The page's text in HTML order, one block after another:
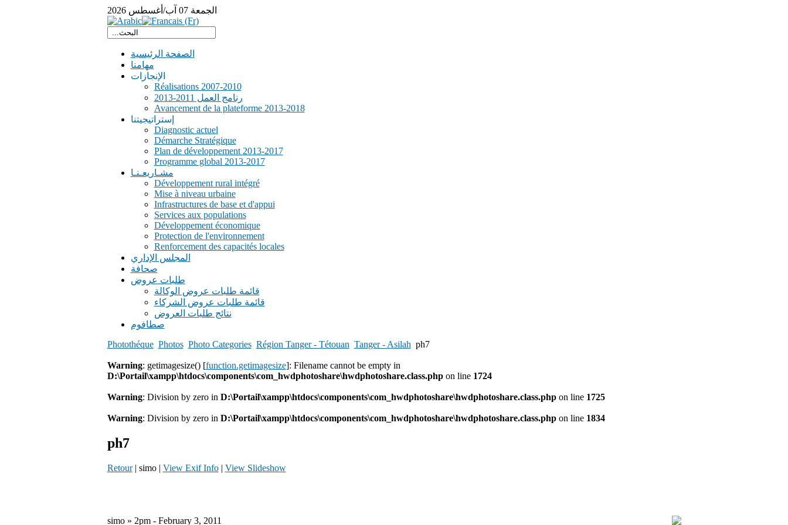
الجمعة 07 آب/أغسطس 2026
الصفحة الرئيسية
مهامنا
الإنجازات
Réalisations 2007-2010
رنامج العمل 2011-2013
Avancement de la plateforme 2013-2018
إستراتيجيتنا
Diagnostic actuel
Démarche Stratégique
Plan de développement 2013-2017
Programme global 2013-2017
مشـاريعـنـا
Développement rural intégré
Mise à niveau urbaine
Infrastructures de base et d'appui
Services aux populations
Développement économique
Protection de l'environnement
Renforcement des capacités locales
المجلس الإداري
صحافة
طلبات عروض
قائمة طلبات عروض الوكالة
قائمة طلبات عروض الشركاء
نتائج طلبات العروض
صطافوم
Photothéque Photos Photo Categories Région Tanger - Tétouan Tanger - Asilah ph7
Warning: getimagesize() [function.getimagesize]: Filename cannot be empty in
D:\Portail\xampp\htdocs\components\com_hwdphotoshare\hwdphotoshare.class.phpon line 1724
Warning: Division by zero in D:\Portail\xampp\htdocs\components\com_hwdphotoshare\hwdphotoshare.class.phpon line 1725
Warning: Division by zero in D:\Portail\xampp\htdocs\components\com_hwdphotoshare\hwdphotoshare.class.phpon line 1834
ph7
Retour| simo | View Exif Info| View Slideshow
simo » 2pm - February 3, 2011